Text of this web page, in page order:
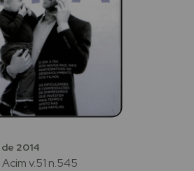
2014
v.51 n.545